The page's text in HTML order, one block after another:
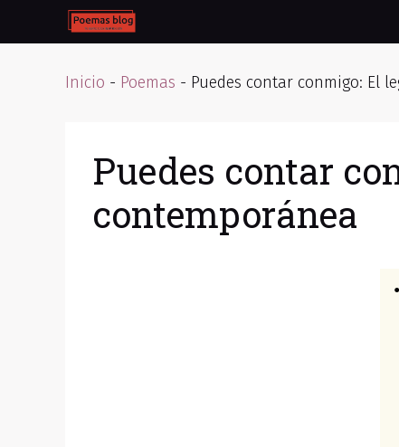
Inicio - Poemas - Puedes contar conmigo: El
Puedes contar
contemporánea